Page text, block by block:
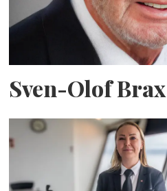
Sven-Olof Brax